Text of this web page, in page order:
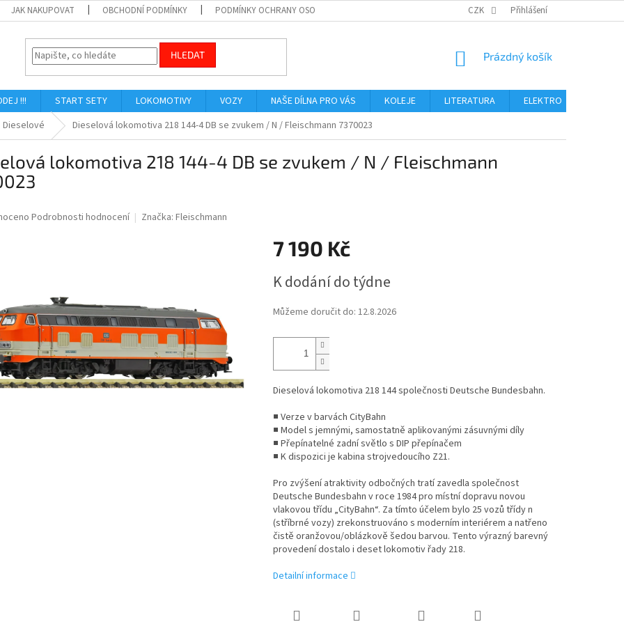
JAK NAKUPOVAT OBCHODNÍ PODMÍNKY PODMÍNKY OCHRANY OSOBNÍCH ÚDAJŮ CZK Přihlášení
HLEDAT
NÁKUPNÍ
Prázdný košík
!!! START SETY LOKOMOTIVY VOZY NAŠE DÍLNA PRO VÁS KOLEJE LITERATURA ELEKTRO
Dieselové Dieselová lokomotiva 218 144-4 DB se zvukem / N / Fleischmann 7370023
lokomotiva 218 144-4 DB se zvukem / N / Fleischmann
Podrobnosti hodnocení Značka: Fleischmann
7 190 Kč
cena:
K dodání do týdne
Můžeme doručit do: 12.8.2026
Dieselová lokomotiva 218 144 společnosti Deutsche Bundesbahn.
■ Verze v barvách CityBahn
■ Model s jemnými, samostatně aplikovanými zásuvnými díly
■ Přepínatelné zadní světlo s DIP přepínačem
■ K dispozici je kabina strojvedoucího Z21.
Pro zvýšení atraktivity odbočných tratí zavedla společnost
Deutsche Bundesbahn v roce 1984 pro místní dopravu novou
vlakovou třídu „CityBahn“. Za tímto účelem bylo 25 vozů třídy n
(stříbrné vozy) zrekonstruováno s moderním interiérem a natřeno
čistě oranžovou/oblázkově šedou barvou. Tento výrazný barevný
provedení dostalo i deset lokomotiv řady 218.
Detailní informace